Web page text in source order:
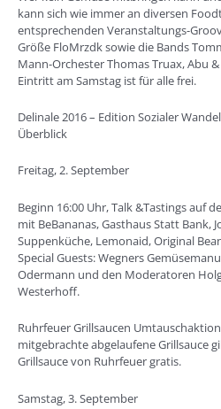
kann sich wie immer an diversen
entsprechenden Veranstaltungs-
Größe FloMrzdk sowie die Bands
Mann-Orchester Thomas Truax, Abu
Eintritt am Samstag ist für alle frei.
Delinale 2016 – Edition Sozialer
Überblick
Freitag, 2. September
Beginn 16:00 Uhr, Talk &Tastings auf
mit BeBananas, Gasthaus Statt Bank,
Suppenküche, Lemonaid, Original
Special Guests: Wegners
Odermann und den Moderatoren
Westerhoff.
Ruhrfeuer Grillsaucen
mitgebrachte abgelaufene Grillsauce
Grillsauce von Ruhrfeuer gratis.
Samstag, 3. September